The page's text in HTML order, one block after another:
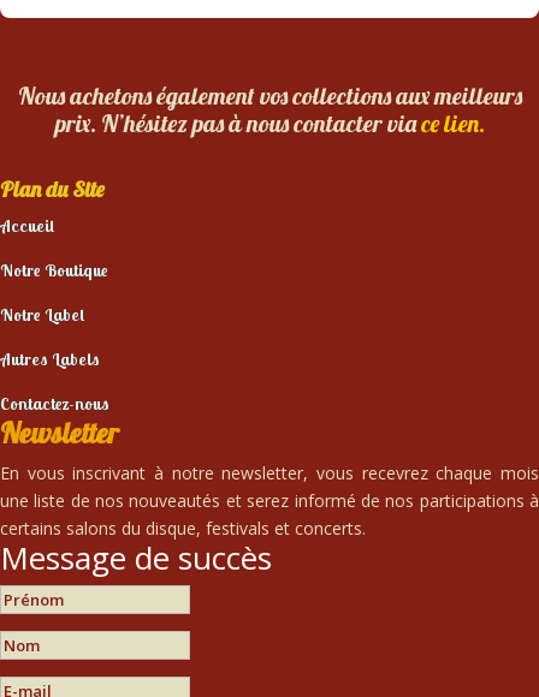
Nous achetons également vos collections aux meilleurs
prix. N’hésitez pas à nous contacter viace lien.
Plan du Site
Accueil
Notre Boutique
Notre Label
Autres Labels
Contactez-nous
Newsletter
En vous inscrivant à notre newsletter, vous recevrez chaque mois
une liste de nos nouveautés et serez informé de nos participations à
certains salons du disque, festivals et concerts.
Message de succès